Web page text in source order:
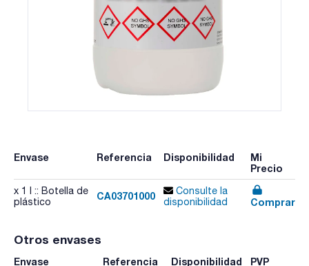
Envase Referencia Disponibilidad
Mi
Precio
x 1 l :: Botella de
plástico
CA03701000
Consulte la
disponibilidad
Comprar
Otros envases
Envase Referencia Disponibilidad PVP